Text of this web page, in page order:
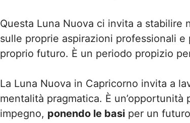
Questa Luna Nuova ci invita a
sulle proprie aspirazioni professionali e
proprio futuro. È un periodo propizio
La Luna Nuova in Capricorno invita a
mentalità pragmatica. È
impegno, ponendo le basi per un